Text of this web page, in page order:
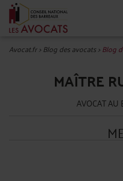
Avocat.fr>Blog des avocats>Blog
MAÎTRE
AVOCAT AU